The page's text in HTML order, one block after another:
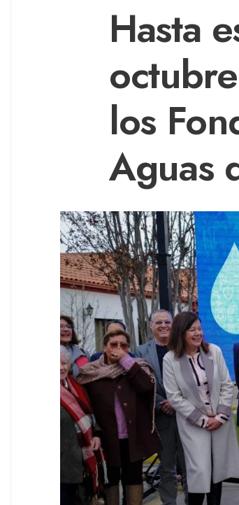
Hasta
los
Aguas